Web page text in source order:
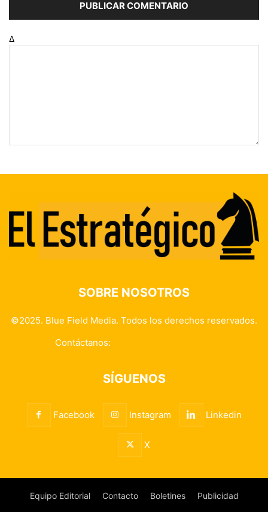
Δ
SOBRE NOSOTROS
©2025. Blue Field Media. Todos los derechos reservados.
Contáctanos:
SÍGUENOS
Facebook Instagram Linkedin
X
Equipo Editorial Contacto Boletines Publicidad